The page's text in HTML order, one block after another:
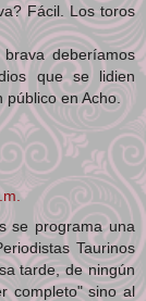
Fácil. Los toros
deberíamos
que se lidien
público en Acho.
se programa una
Taurinos
tarde, de ningún
completo" sino al